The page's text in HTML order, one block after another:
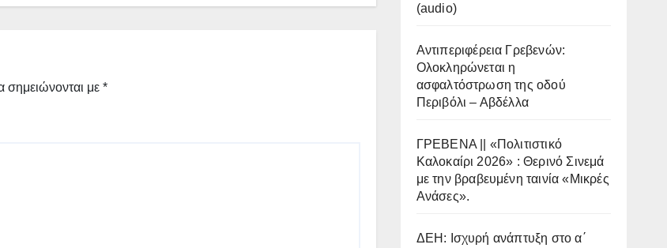
σημειώνονται με *
(audio)
Αντιπεριφέρεια Γρεβενών:
Ολοκληρώνεται η
ασφαλτόστρωση της οδού
Περιβόλι – Αβδέλλα
ΓΡΕΒΕΝΑ || «Πολιτιστικό
Καλοκαίρι 2026» : Θερινό Σινεμά
με την βραβευμένη ταινία «Μικρές
Ανάσες».
ΔΕΗ: Ισχυρή ανάπτυξη στο α΄